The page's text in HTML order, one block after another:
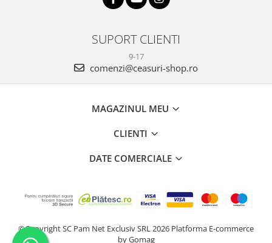
SUPORT CLIENTI
9-17
comenzi@ceasuri-shop.ro
MAGAZINUL MEU
CLIENTI
DATE COMERCIALE
©Copyright SC Pam Net Exclusiv SRL 2026 Platforma E-commerce
by Gomag